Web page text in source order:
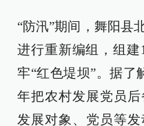
“防汛”期间，舞阳县
进行重新编组，组
牢“红色堤坝”。据了
年把农村发展党员后
发展对象、党员等